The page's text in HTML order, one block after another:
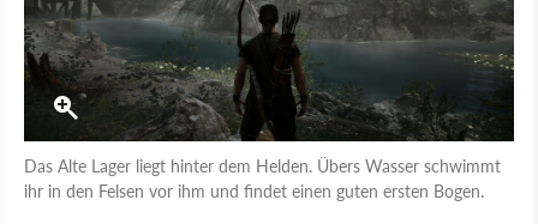
Das Alte Lager liegt hinter dem Helden. Übers Wasser schwimmt
ihr in den Felsen vor ihm und findet einen guten ersten Bogen.